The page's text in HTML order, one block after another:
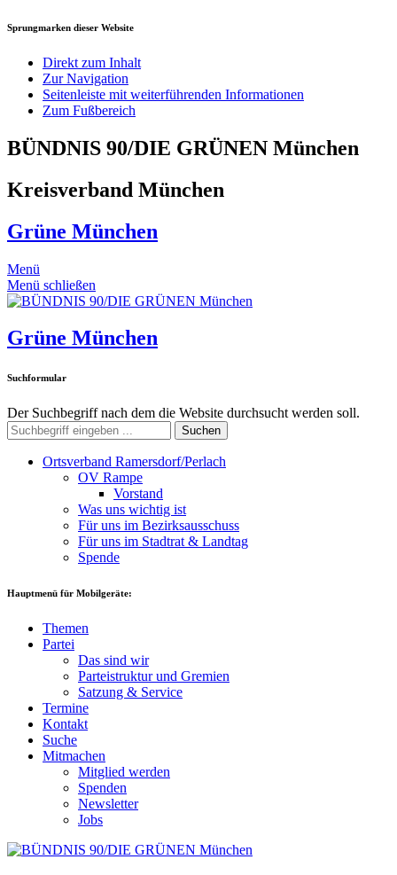
Sprungmarken dieser Website
Direkt zum Inhalt
Zur Navigation
Seitenleiste mit weiterführenden Informationen
Zum Fußbereich
BÜNDNIS 90/DIE GRÜNEN München
Kreisverband München
Grüne München
Menü
Menü schließen
Grüne München
Suchformular
Der Suchbegriff nach dem die Website durchsucht werden soll.
Suchen
Ortsverband Ramersdorf/Perlach
OV Rampe
Vorstand
Was uns wichtig ist
Für uns im Bezirksausschuss
Für uns im Stadtrat & Landtag
Spende
Hauptmenü für Mobilgeräte:
Themen
Partei
Das sind wir
Parteistruktur und Gremien
Satzung & Service
Termine
Kontakt
Suche
Mitmachen
Mitglied werden
Spenden
Newsletter
Jobs